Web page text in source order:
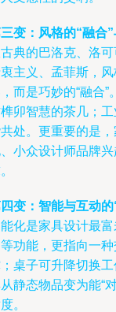
变：风格的“融合”
典的巴洛克、洛
主义、孟菲斯，
而是巧妙的“融合
卯智慧的茶几；
处。更重要的是
小众设计师品牌
变：智能与互动的
化是家具设计最
功能，更指向一
桌子可升降切换
静态物品变为能“
。